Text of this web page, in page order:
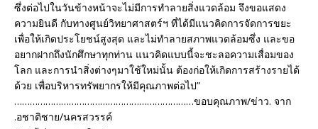
ซึ่งต่อไปในวันข้างหน้าจะไม่มีการทำลายสิ่งแวดล้อม จึงขอแสดง
ความยินดี กับทางศูนย์วิทยาศาสตร์ฯ ที่ได้มีแนวคิดการจัดการขยะ
เพื่อให้เกิดประโยชน์สูงสุด และไม่ทำลายสภาพแวดล้อมซึ่ง และขอ
อยากฝากถึงนักศึกษาทุกท่าน แนวคิดแบบนี้จะชะลอความเสื่อมของ
โลก และการนำสิ่งต่างๆมาใช้ใหม่นั้น ต้องก่อให้เกิดการสร้างรายได้
ด้วย เพื่อบริหารทรัพยากรให้มีคุณภาพต่อไป”
……………………………………………………………ขอบคุณภาพ/ข่าว. จาก
.อชาติชาย/นครสวรรค์